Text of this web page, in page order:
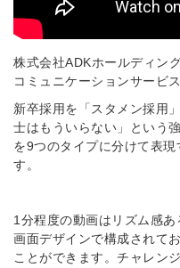
株式会社ADKホールディン
コミュニケーションサービ
新卒採用を「スタメン採用
士はもういらない」という
を9つのタイプに分けて表
す。
1分程度の動画はリズム感
画面デザインで構成されて
ことができます。チャレン